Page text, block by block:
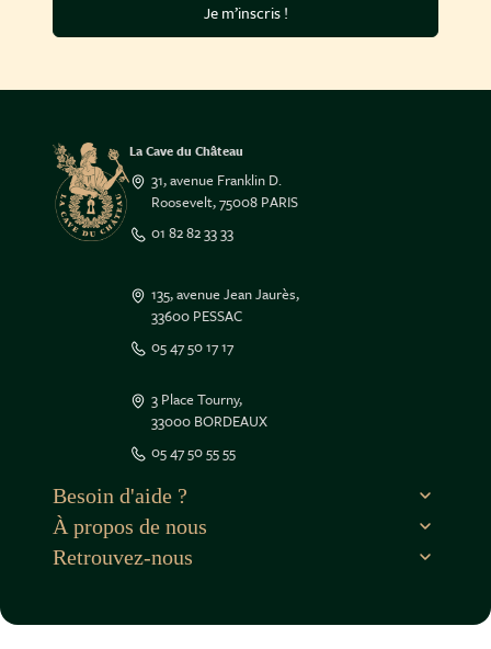
Je m’inscris !
La Cave du Château
31, avenue Franklin D.
Roosevelt, 75008 PARIS
01 82 82 33 33
135, avenue Jean Jaurès,
33600 PESSAC
05 47 50 17 17
3 Place Tourny,
33000 BORDEAUX
05 47 50 55 55
Besoin d'aide ?
À propos de nous
Retrouvez-nous